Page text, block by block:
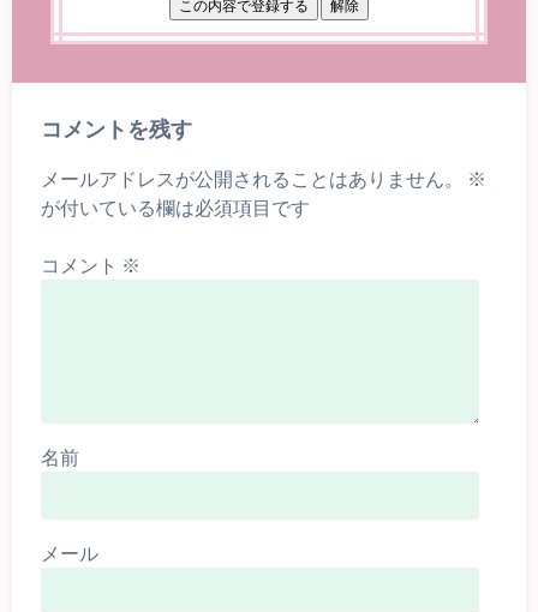
コメントを残す
メールアドレスが公開されることはありません。
※
が付いている欄は必須項目です
コメント ※
名前
メール